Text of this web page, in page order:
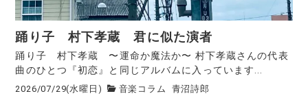
踊り子 村下孝蔵 君に似た演者
踊り子 村下孝蔵 〜運命か魔法か〜 村下孝蔵さんの代表
曲のひとつ『初恋』と同じアルバムに入っています...
2026/07/29(水曜日) 音楽コラム 青沼詩郎